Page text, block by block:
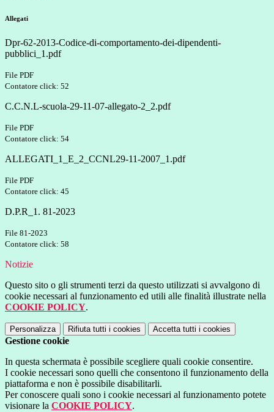
Allegati
Dpr-62-2013-Codice-di-comportamento-dei-dipendenti-
pubblici_1.pdf
File PDF
Contatore click: 52
C.C.N.L-scuola-29-11-07-allegato-2_2.pdf
File PDF
Contatore click: 54
ALLEGATI_1_E_2_CCNL29-11-2007_1.pdf
File PDF
Contatore click: 45
D.P.R_1. 81-2023
File 81-2023
Contatore click: 58
Notizie
Questo sito o gli strumenti terzi da questo utilizzati si avvalgono di
cookie necessari al funzionamento ed utili alle finalità illustrate nella
COOKIE POLICY.
Personalizza Rifiuta tutti i cookies Accetta tutti i cookies
Gestione cookie
In questa schermata è possibile scegliere quali cookie consentire.
I cookie necessari sono quelli che consentono il funzionamento della
piattaforma e non è possibile disabilitarli.
Per conoscere quali sono i cookie necessari al funzionamento potete
visionare la COOKIE POLICY.